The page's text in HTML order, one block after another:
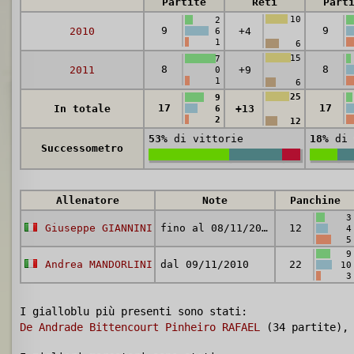
2010 9
2
6
1
+4
10
6
9
2011 8
7
0
1
+9
15
6
8
In totale 17
9
6
2
+13
25
12
17
Successometro
53% di vittorie 18% di
Allenatore Note Panchine
Giuseppe GIANNINI fino al 08/11/2010 12
3
4
5
Andrea MANDORLINI dal 09/11/2010 22
9
10
3
I gialloblu più presenti sono stati:
De Andrade Bittencourt Pinheiro RAFAEL
(34 partite),